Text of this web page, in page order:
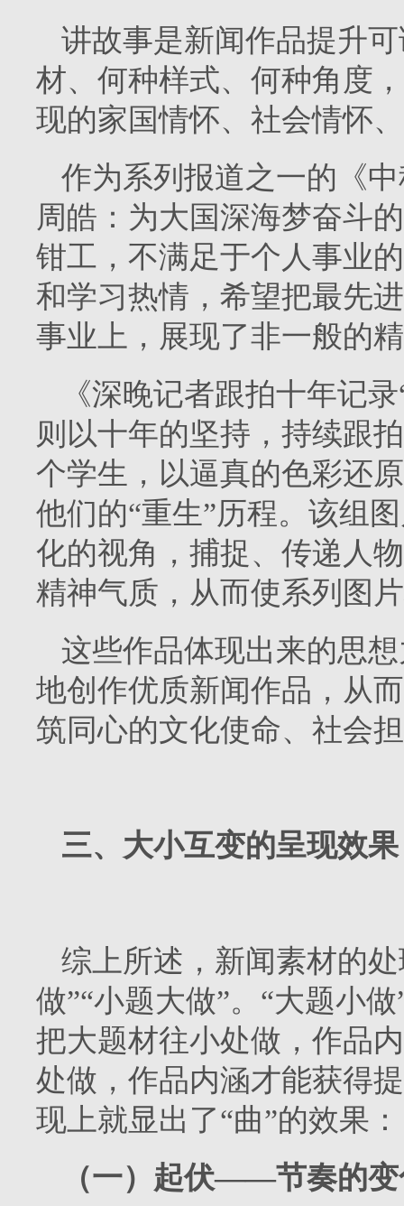
讲故事是新闻作品提升
材、何种样式、何种角度
现的家国情怀、社会情怀
作为系列报道之一的《
周皓：为大国深海梦奋斗
钳工，不满足于个人事业
和学习热情，希望把最先
事业上，展现了非一般的
《深晚记者跟拍十年记
则以十年的坚持，持续跟
个学生，以逼真的色彩还
他们的“重生”历程。该组
化的视角，捕捉、传递人
精神气质，从而使系列图
这些作品体现出来的思
地创作优质新闻作品，从
筑同心的文化使命、社会
三、大小互变的呈现效果
综上所述，新闻素材的
做”“小题大做”。“大题小
把大题材往小处做，作品
处做，作品内涵才能获得
现上就显出了“曲”的效果：
（一）起伏——节奏的